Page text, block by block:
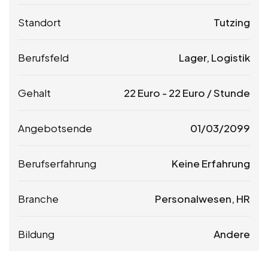
Standort Tutzing
Berufsfeld Lager, Logistik
Gehalt 22 Euro - 22 Euro / Stunde
Angebotsende 01/03/2099
Berufserfahrung Keine Erfahrung
Branche Personalwesen, HR
Bildung Andere